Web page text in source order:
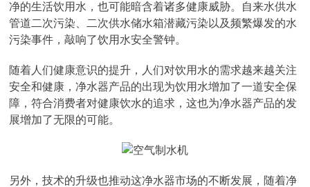
净的生活饮用水，也可能暗含着诸多健康威胁。自来水供水
管道二次污染、二次供水储水箱潜藏污染以及频繁爆发的水
污染事件，敲响了饮用水安全警钟。
随着人们健康意识的提升，人们对饮用水的需求越来越关注
安全和健康，净水器产品的出现为饮用水增加了一道安全保
障，符合消费者对健康饮水的追求，这也为净水器产品的发
展增加了无限的可能。
另外，技术的升级也推动这净水器市场的不断发展，随着净